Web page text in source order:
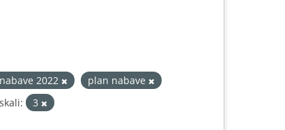
2022
plan nabave
3